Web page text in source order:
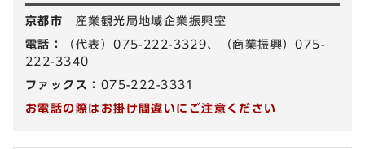
京都市 産業観光局地域企業振興室
電話：
（代表）075-222-3329、（商業振興）075-
222-3340
ファックス： 075-222-3331
お電話の際はお掛け間違いにご注意ください